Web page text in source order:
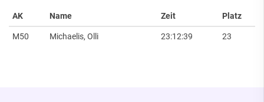
AK Name Zeit Platz
M50 Michaelis, Olli 23:12:39 23